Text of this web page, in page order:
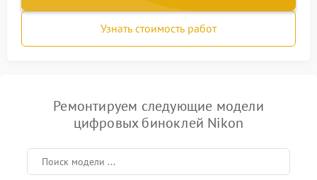
Узнать стоимость работ
Ремонтируем следующие модели
цифровых биноклей Nikon